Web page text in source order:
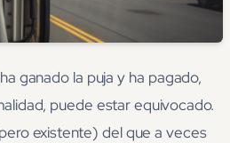
ganado la puja y ha pagado,
puede estar equivocado.
existente) del que a veces